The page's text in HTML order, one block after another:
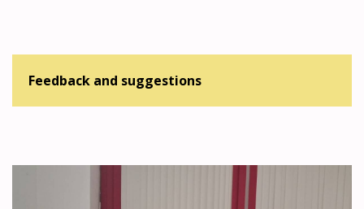
Feedback and suggestions